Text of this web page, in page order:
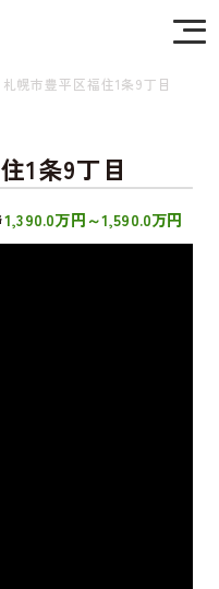
札幌市豊平区福住1条9丁目
1条9丁目
1,390.0万円～1,590.0万円
よろしいですか? 当社ではお客様の
ついて、およびご質問がある場合
をご覧ください。